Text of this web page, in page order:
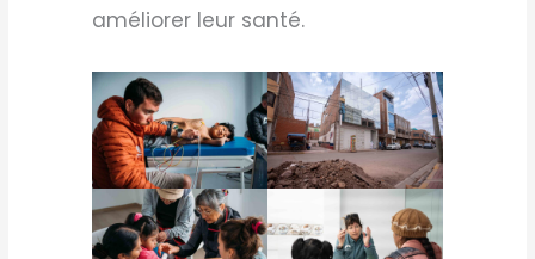
améliorer leur santé.